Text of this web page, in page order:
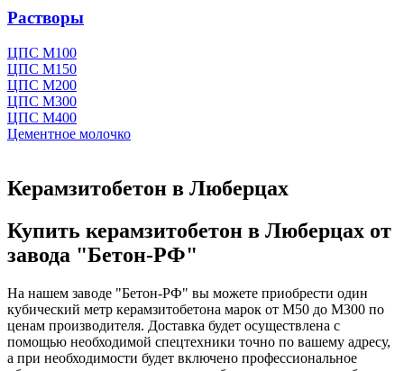
Растворы
ЦПС М100
ЦПС М150
ЦПС М200
ЦПС М300
ЦПС М400
Цементное молочко
Керамзитобетон в Люберцах
Купить керамзитобетон в Люберцах от
завода "Бетон-РФ"
На нашем заводе "Бетон-РФ" вы можете приобрести один
кубический метр керамзитобетона марок от М50 до М300 по
ценам производителя. Доставка будет осуществлена с
помощью необходимой спецтехники точно по вашему адресу,
а при необходимости будет включено профессиональное